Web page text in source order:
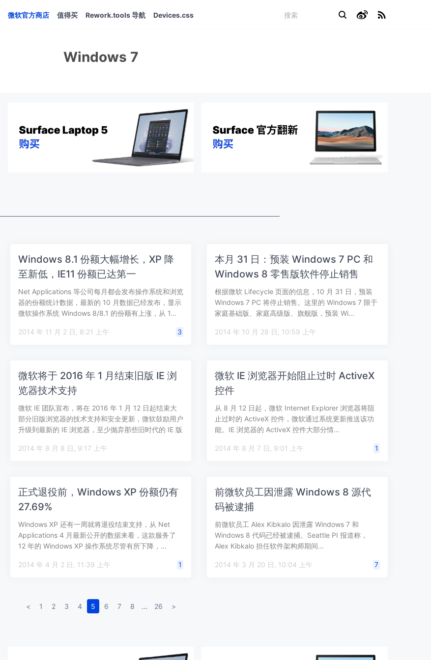
微软官方商店 值得买 Rework.tools 导航 Devices.css
Windows 7
Windows 8.1 份额大幅增长，XP 降
至新低，IE11 份额已达第一
Net Applications 等公司每月都会发布操作系统和浏览
器的份额统计数据，最新的 10 月数据已经发布，显示
微软操作系统 Windows 8/8.1 的份额有上涨，从 1…
2014 年 11 月 2 日, 8:21 上午 3
本月 31 日：预装 Windows 7 PC 和
Windows 8 零售版软件停止销售
根据微软 Lifecycle 页面的信息，10 月 31 日，预装
Windows 7 PC 将停止销售。这里的 Windows 7 限于
家庭基础版、家庭高级版、旗舰版，预装 Wi…
2014 年 10 月 28 日, 10:59 上午
微软将于 2016 年 1 月结束旧版 IE 浏
览器技术支持
微软 IE 团队宣布，将在 2016 年 1 月 12 日起结束大
部分旧版浏览器的技术支持和安全更新，微软鼓励用户
升级到最新的 IE 浏览器，至少抛弃那些旧时代的 IE 版
2014 年 8 月 8 日, 9:17 上午
微软 IE 浏览器开始阻止过时 ActiveX
控件
从 8 月 12 日起，微软 Internet Explorer 浏览器将阻
止过时的 ActiveX 控件，微软通过系统更新推送该功
能。IE 浏览器的 ActiveX 控件大部分情…
2014 年 8 月 7 日, 9:01 上午 1
正式退役前，Windows XP 份额仍有
27.69%
Windows XP 还有一周就将退役结束支持，从 Net
Applications 4 月最新公开的数据来看，这款服务了
12 年的 Windows XP 操作系统尽管有所下降，…
2014 年 4 月 2 日, 11:39 上午 1
前微软员工因泄露 Windows 8 源代
码被逮捕
前微软员工 Alex Kibkalo 因泄露 Windows 7 和
Windows 8 代码已经被逮捕。Seattle PI 报道称，
Alex Kibkalo 担任软件架构师期间…
2014 年 3 月 20 日, 10:04 上午 7
< 1 2 3 4 5 6 7 8 ... 26 >